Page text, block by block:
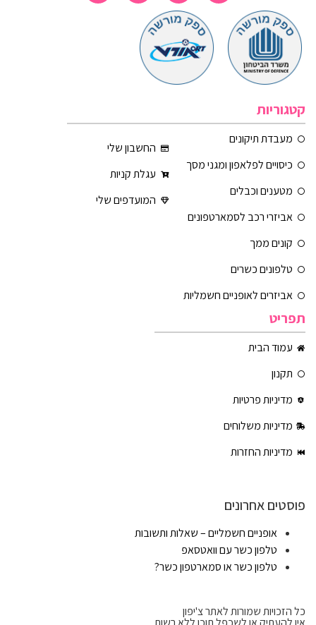
קטגוריות
מעבדת תיקונים
כיסויים לפלאפון ומגני מסך
מטענים וכבלים
אביזרי רכב לסמארטפונים
קונים ממך
טלפונים כשרים
אביזרים לאופניים חשמליות
החשבון שלי
עגלת קניות
המועדפים שלי
תפריט
עמוד הבית
תקנון
מדיניות פרטיות
מדיניות משלוחים
מדיניות החזרות
פוסטים אחרונים
אופניים חשמליים – שאלות ותשובות
טלפון כשר עם וואטסאפ
טלפון כשר או סמארטפון כשר?
כל הזכויות שמורות לאתר צ'יפון